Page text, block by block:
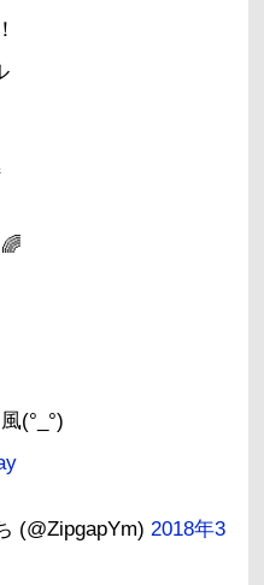
(°_°)
(@ZipgapYm) 2018年3